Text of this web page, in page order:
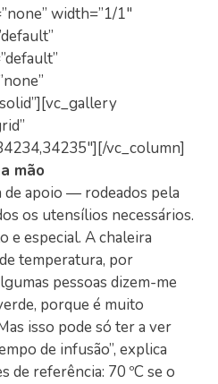
width=”1/1″
vc_column]
mão
de apoio — rodeados pela
os utensílios necessários.
e especial. A chaleira
temperatura, por
pessoas dizem-me
porque é muito
isso pode só ter a ver
de infusão”, explica
de referência: 70 ºC se o